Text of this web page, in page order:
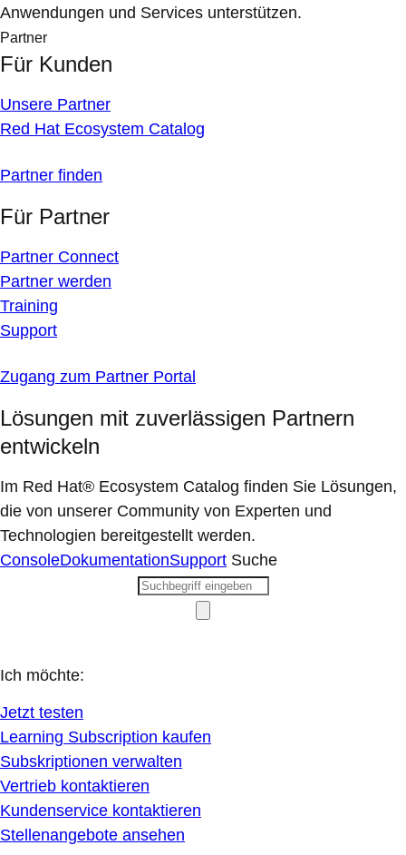
Anwendungen und Services unterstützen.
Partner
Für Kunden
Unsere Partner
Red Hat Ecosystem Catalog
Partner finden
Für Partner
Partner Connect
Partner werden
Training
Support
Zugang zum Partner Portal
Lösungen mit zuverlässigen Partnern
entwickeln
Im Red Hat® Ecosystem Catalog finden Sie Lösungen,
die von unserer Community von Experten und
Technologien bereitgestellt werden.
ConsoleDokumentationSupport Suche
Ich möchte:
Jetzt testen
Learning Subscription kaufen
Subskriptionen verwalten
Vertrieb kontaktieren
Kundenservice kontaktieren
Stellenangebote ansehen